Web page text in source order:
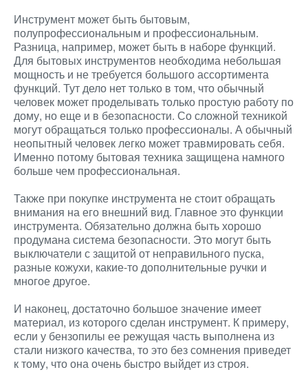
Инструмент может быть бытовым,
полупрофессиональным и профессиональным.
Разница, например, может быть в наборе функций.
Для бытовых инструментов необходима небольшая
мощность и не требуется большого ассортимента
функций. Тут дело нет только в том, что обычный
человек может проделывать только простую работу по
дому, но еще и в безопасности. Со сложной техникой
могут обращаться только профессионалы. А обычный
неопытный человек легко может травмировать себя.
Именно потому бытовая техника защищена намного
больше чем профессиональная.
Также при покупке инструмента не стоит обращать
внимания на его внешний вид. Главное это функции
инструмента. Обязательно должна быть хорошо
продумана система безопасности. Это могут быть
выключатели с защитой от неправильного пуска,
разные кожухи, какие-то дополнительные ручки и
многое другое.
И наконец, достаточно большое значение имеет
материал, из которого сделан инструмент. К примеру,
если у бензопилы ее режущая часть выполнена из
стали низкого качества, то это без сомнения приведет
к тому, что она очень быстро выйдет из строя.